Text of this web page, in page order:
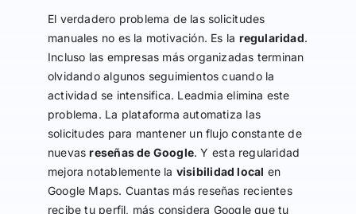
El verdadero problema de las solicitudes
manuales no es la motivación. Es la regularidad.
Incluso las empresas más organizadas terminan
olvidando algunos seguimientos cuando la
actividad se intensifica. Leadmia elimina este
problema. La plataforma automatiza las
solicitudes para mantener un flujo constante de
nuevasreseñas de Google. Y esta regularidad
mejora notablemente la visibilidad local en
Google Maps. Cuantas más reseñas recientes
recibe tu perfil, más considera Google que tu